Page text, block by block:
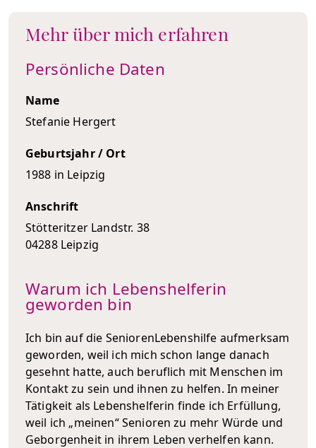
Mehr über mich erfahren
Persönliche Daten
Name
Stefanie Hergert
Geburtsjahr / Ort
1988 in Leipzig
Anschrift
Stötteritzer Landstr. 38
04288 Leipzig
Warum ich Lebenshelferin
geworden bin
Ich bin auf die SeniorenLebenshilfe aufmerksam
geworden, weil ich mich schon lange danach
gesehnt hatte, auch beruflich mit Menschen im
Kontakt zu sein und ihnen zu helfen. In meiner
Tätigkeit als Lebenshelferin finde ich Erfüllung,
weil ich „meinen“ Senioren zu mehr Würde und
Geborgenheit in ihrem Leben verhelfen kann.